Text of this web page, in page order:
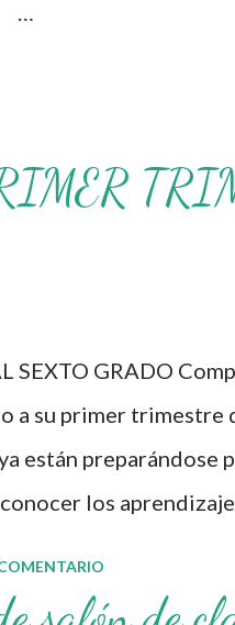
SEXTO GRADO
a su primer trimestre
están preparándose
los
que sus